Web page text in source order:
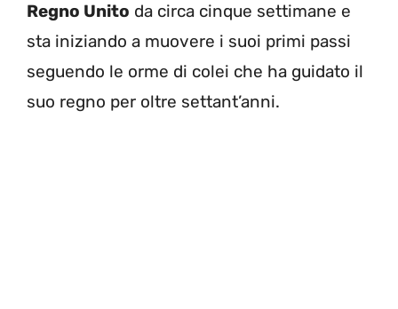
Regno Unito da circa cinque settimane e
sta iniziando a muovere i suoi primi passi
seguendo le orme di colei che ha guidato il
suo regno per oltre settant’anni.